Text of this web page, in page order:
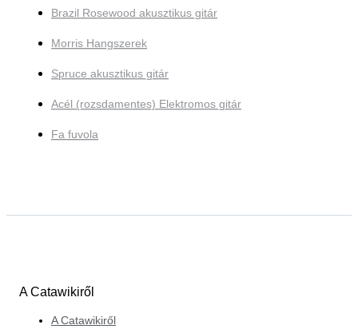
Brazil Rosewood akusztikus gitár
Morris Hangszerek
Spruce akusztikus gitár
Acél (rozsdamentes) Elektromos gitár
Fa fuvola
A Catawikiről
A Catawikiről